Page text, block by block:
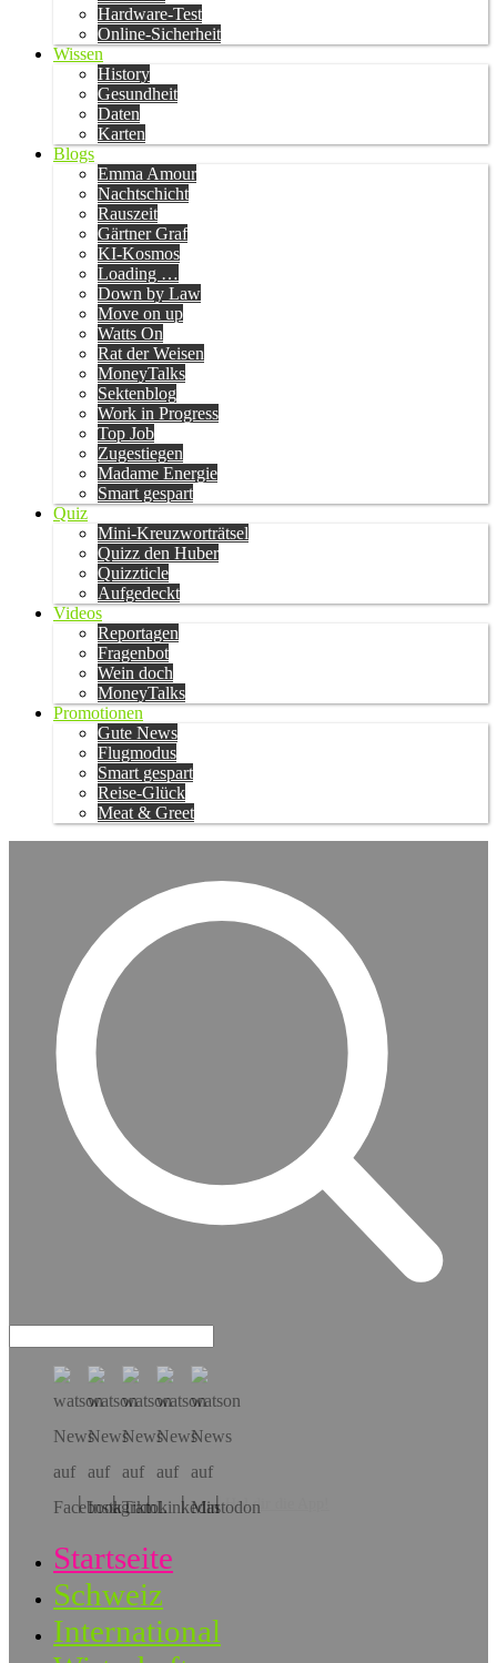
Hardware-Test
Online-Sicherheit
Wissen
History
Gesundheit
Daten
Karten
Blogs
Emma Amour
Nachtschicht
Rauszeit
Gärtner Graf
KI-Kosmos
Loading …
Down by Law
Move on up
Watts On
Rat der Weisen
MoneyTalks
Sektenblog
Work in Progress
Top Job
Zugestiegen
Madame Energie
Smart gespart
Quiz
Mini-Kreuzworträtsel
Quizz den Huber
Quizzticle
Aufgedeckt
Videos
Reportagen
Fragenbot
Wein doch
MoneyTalks
Promotionen
Gute News
Flugmodus
Smart gespart
Reise-Glück
Meat & Greet
Hol dir die App!
Startseite
Schweiz
International